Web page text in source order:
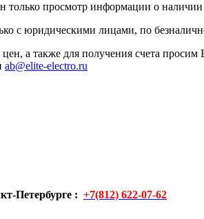
только просмотр информации о
с юридическими лицами, по
цен, а также для получения счета
ab@elite-electro.ru
Петербурге : +7(812) 622-07-62